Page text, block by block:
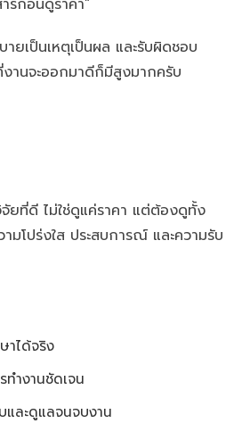
รก่อนดูราคา”
ยเป็นเหตุเป็นผล และรับผิดชอบ
านจะออกมาดีก็มีสูงมากครับ
ยที่ดี ไม่ใช่ดูแค่ราคา แต่ต้องดูทั้ง
มโปร่งใส ประสบการณ์ และความรับ
าได้จริง
ทำงานชัดเจน
ละดูแลจนจบงาน